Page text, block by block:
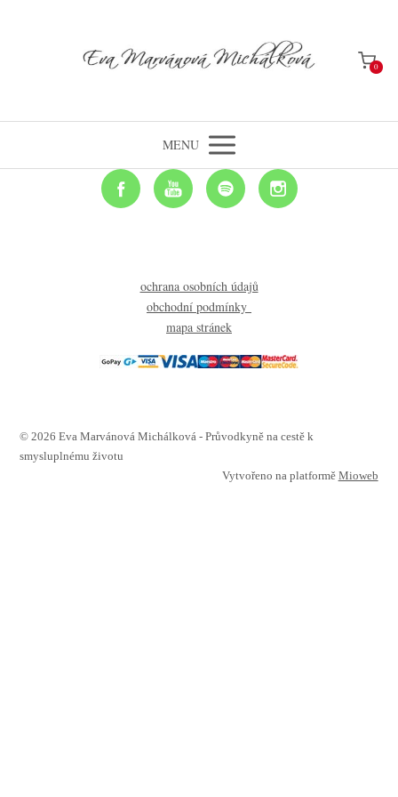
0
MENU
ochrana osobních údajů
obchodní podmínky
mapa stránek
© 2026 Eva Marvánová Michálková - Průvodkyně na cestě k
smysluplnému životu
Vytvořeno na platformě Mioweb